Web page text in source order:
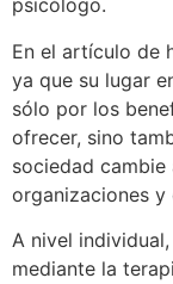
psicólogo.
En el artículo de
ya que su lugar
sólo por los
ofrecer, sino
sociedad
organizaciones y
A nivel
mediante la